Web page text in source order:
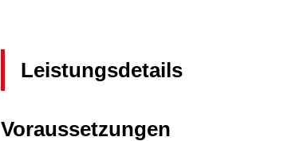
Leistungsdetails
Voraussetzungen